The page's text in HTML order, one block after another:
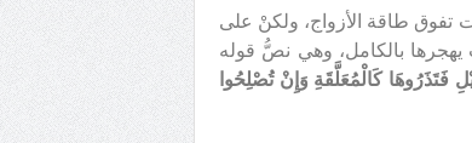
تفوق طاقة الأزواج، ولكنْ على
يهجرها بالكامل، وهي نصُّ قوله
فَتَذَرُوهَا كَالْمُعَلَّقَةِ وَإِنْ تُصْلِحُوا